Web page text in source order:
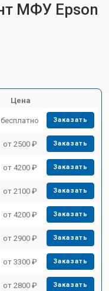
МФУ Epson
Цена
бесплатно Заказать
от 2500 ₽ Заказать
от 4200 ₽ Заказать
от 2100 ₽ Заказать
от 4200 ₽ Заказать
от 2900 ₽ Заказать
от 3300 ₽ Заказать
от 2800 ₽ Заказать